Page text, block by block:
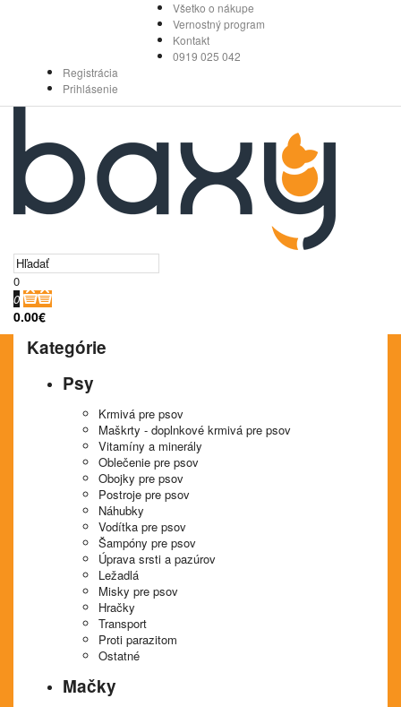
Všetko o nákupe
Vernostný program
Kontakt
0919 025 042
Registrácia
Prihlásenie
0
0
0.00€
Kategórie
Psy
Krmivá pre psov
Maškrty - doplnkové krmivá pre psov
Vitamíny a minerály
Oblečenie pre psov
Obojky pre psov
Postroje pre psov
Náhubky
Vodítka pre psov
Šampóny pre psov
Úprava srsti a pazúrov
Ležadlá
Misky pre psov
Hračky
Transport
Proti parazitom
Ostatné
Mačky